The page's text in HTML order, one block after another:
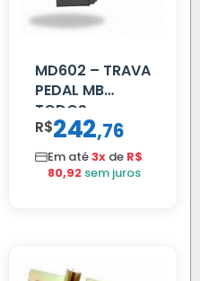
MD602 – TRAVA
PEDAL MB
TODOS
R$242,76
Em até3x de R$
80,92 sem juros